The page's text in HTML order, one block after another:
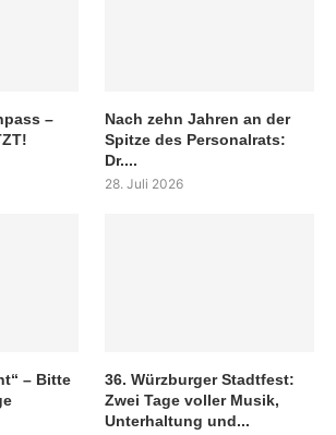
–
Nach zehn Jahren an der
Spitze des Personalrats:
Dr....
28. Juli 2026
– Bitte
36. Würzburger Stadtfest:
Zwei Tage voller Musik,
Unterhaltung und...